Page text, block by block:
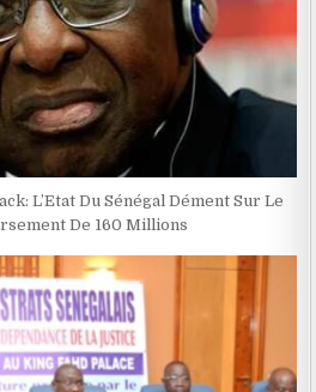
L’Etat Du Sénégal Dément Sur Le
De 160 Millions